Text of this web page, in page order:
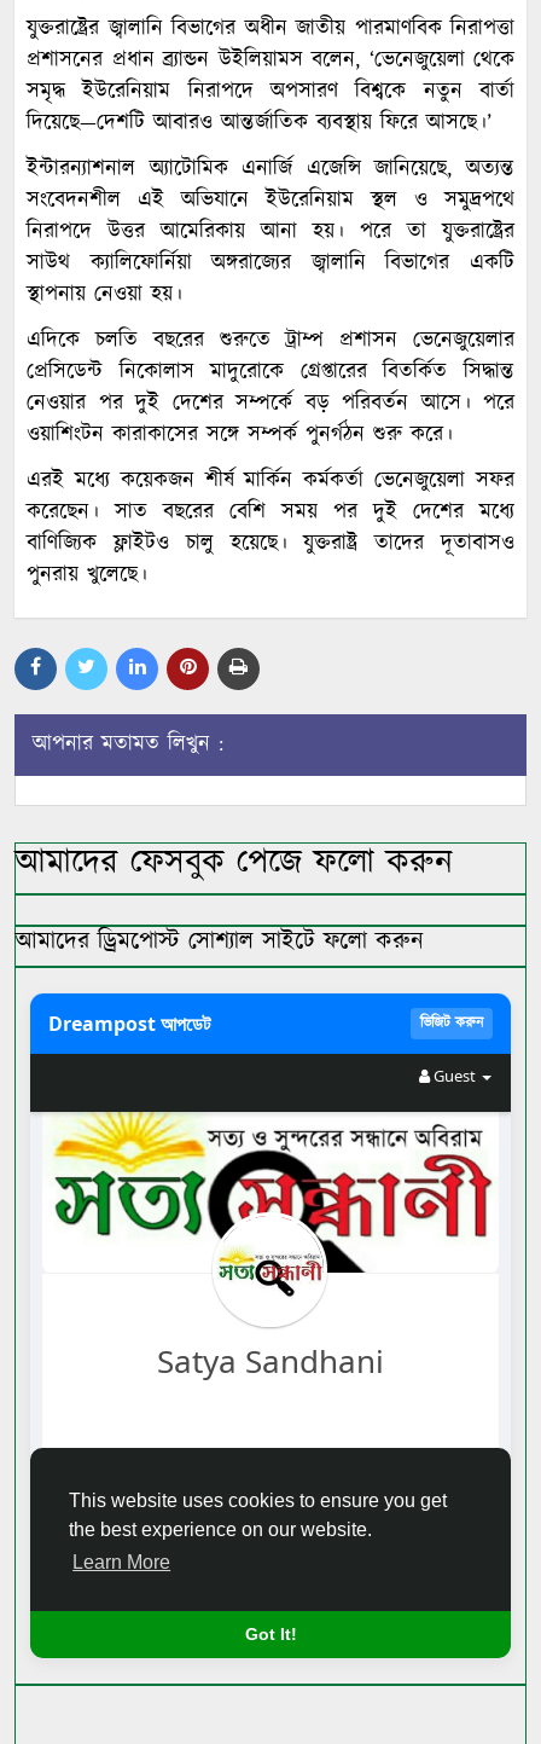
যুক্তরাষ্ট্রের জ্বালানি বিভাগের অধীন জাতীয় পারমাণবিক নিরাপত্তা
প্রশাসনের প্রধান ব্র্যান্ডন উইলিয়ামস বলেন, ‘ভেনেজুয়েলা থেকে
সমৃদ্ধ ইউরেনিয়াম নিরাপদে অপসারণ বিশ্বকে নতুন বার্তা
দিয়েছে—দেশটি আবারও আন্তর্জাতিক ব্যবস্থায় ফিরে আসছে।’
ইন্টারন্যাশনাল অ্যাটোমিক এনার্জি এজেন্সি জানিয়েছে, অত্যন্ত
সংবেদনশীল এই অভিযানে ইউরেনিয়াম স্থল ও সমুদ্রপথে
নিরাপদে উত্তর আমেরিকায় আনা হয়। পরে তা যুক্তরাষ্ট্রের
সাউথ ক্যালিফোর্নিয়া অঙ্গরাজ্যের জ্বালানি বিভাগের একটি
স্থাপনায় নেওয়া হয়।
এদিকে চলতি বছরের শুরুতে ট্রাম্প প্রশাসন ভেনেজুয়েলার
প্রেসিডেন্ট নিকোলাস মাদুরোকে গ্রেপ্তারের বিতর্কিত সিদ্ধান্ত
নেওয়ার পর দুই দেশের সম্পর্কে বড় পরিবর্তন আসে। পরে
ওয়াশিংটন কারাকাসের সঙ্গে সম্পর্ক পুনর্গঠন শুরু করে।
এরই মধ্যে কয়েকজন শীর্ষ মার্কিন কর্মকর্তা ভেনেজুয়েলা সফর
করেছেন। সাত বছরের বেশি সময় পর দুই দেশের মধ্যে
বাণিজ্যিক ফ্লাইটও চালু হয়েছে। যুক্তরাষ্ট্র তাদের দূতাবাসও
পুনরায় খুলেছে।
আপনার মতামত লিখুন :
আমাদের ফেসবুক পেজে ফলো করুন
আমাদের ড্রিমপোস্ট সোশ্যাল সাইটে ফলো করুন
Dreampost আপডেট ভিজিট করুন